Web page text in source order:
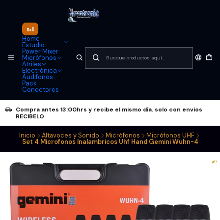
Home
Estudio
Power Mixer
Micrófonos
Atriles
Electrónica
Audifonos
Pack
Conectores
Compra antes 13:00hrs y recibe el mismo día. solo con envios
RECIBELO
Inicio Altavoces y Sonido Micrófonos Micrófonos UHF
Set 4 Microfonos Inalambricos Uhf Hand Gemini Wuhn-4